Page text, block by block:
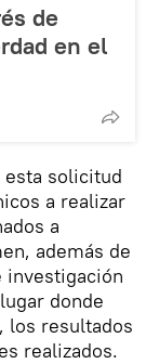
de
en el
esta solicitud
a realizar
a
además de
investigación
donde
los resultados
realizados.